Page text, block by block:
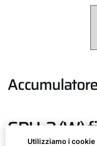
SPU-2 (W)
Utilizziamo i cookie